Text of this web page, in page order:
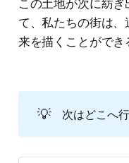
この土地が次に紡
て、私たちの街は
来を描くことができ
💡 次はどこへ